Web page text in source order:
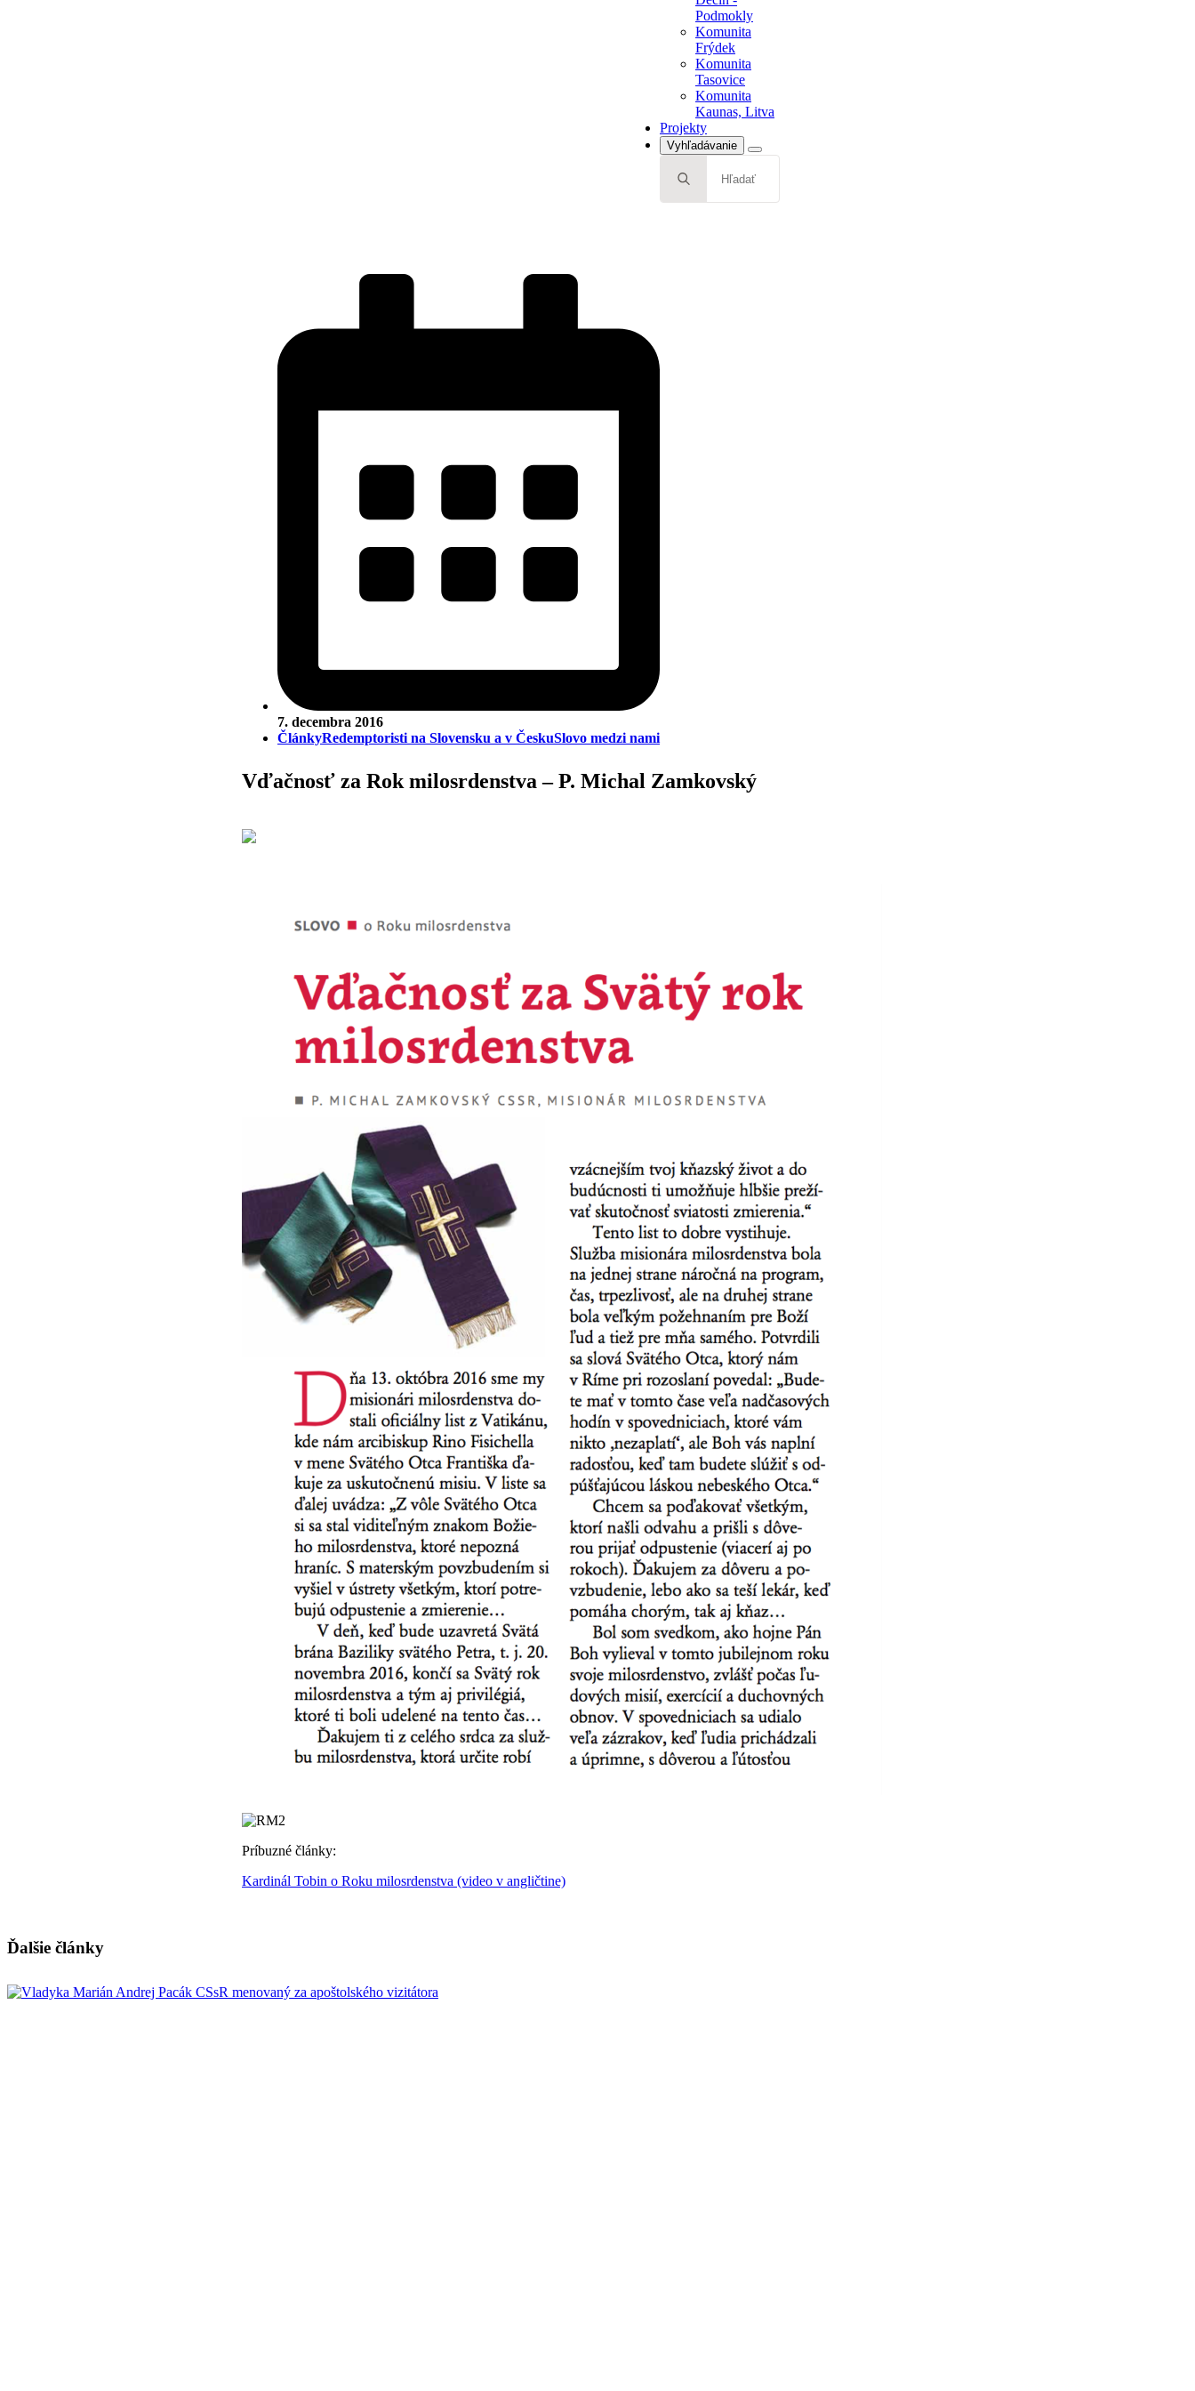
Podmokly
Komunita
Frýdek
Komunita
Tasovice
Komunita
Kaunas, Litva
Projekty
Vyhľadávanie
for:
Komunita
Kaunas, Litva
Projekty
7. decembra 2016
ČlánkyRedemptoristi na Slovensku a v ČeskuSlovo medzi nami
Vďačnosť za Rok milosrdenstva – P. Michal Zamkovský
Príbuzné články:
Kardinál Tobin o Roku milosrdenstva (video v angličtine)
Ďalšie články